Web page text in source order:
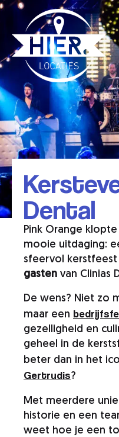
Dental
Pink Orange
mooie uitdaging:
sfeervol
gasten van Clinias
De wens? Niet zo
maar een
gezelligheid en
geheel in de
beter dan in het
Gertrudis?
Met meerdere
historie en een
weet hoe je een